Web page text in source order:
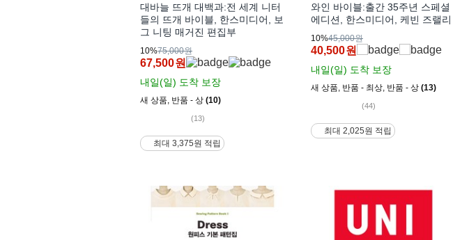
대바늘 뜨개 대백과:전 세계 니터
들의 뜨개 바이블, 한스미디어, 보
그 니팅 매거진 편집부
10%75,000원
67,500원
내일(일) 도착 보장
새 상품 반품 - 상 (10)
(13)
최대 3,375원 적립
와인 바이블:출간 35주년 스페셜
에디션, 한스미디어, 케빈 즈랠리
10%45,000원
40,500원
내일(일) 도착 보장
새 상품 반품 - 최상 반품 - 상 (13)
(44)
최대 2,025원 적립